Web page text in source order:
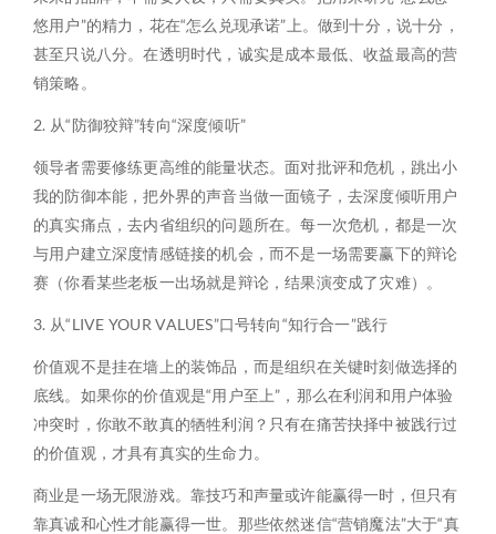
悠用户”的精力，花在“怎么兑现承诺”上。做到十分，说十分，
甚至只说八分。在透明时代，诚实是成本最低、收益最高的营
销策略。
2. 从“防御狡辩”转向“深度倾听”
领导者需要修练更高维的能量状态。面对批评和危机，跳出小
我的防御本能，把外界的声音当做一面镜子，去深度倾听用户
的真实痛点，去内省组织的问题所在。每一次危机，都是一次
与用户建立深度情感链接的机会，而不是一场需要赢下的辩论
赛（你看某些老板一出场就是辩论，结果演变成了灾难）。
3. 从“LIVE YOUR VALUES”口号转向“知行合一”践行
价值观不是挂在墙上的装饰品，而是组织在关键时刻做选择的
底线。如果你的价值观是“用户至上”，那么在利润和用户体验
冲突时，你敢不敢真的牺牲利润？只有在痛苦抉择中被践行过
的价值观，才具有真实的生命力。
商业是一场无限游戏。靠技巧和声量或许能赢得一时，但只有
靠真诚和心性才能赢得一世。那些依然迷信“营销魔法”大于“真